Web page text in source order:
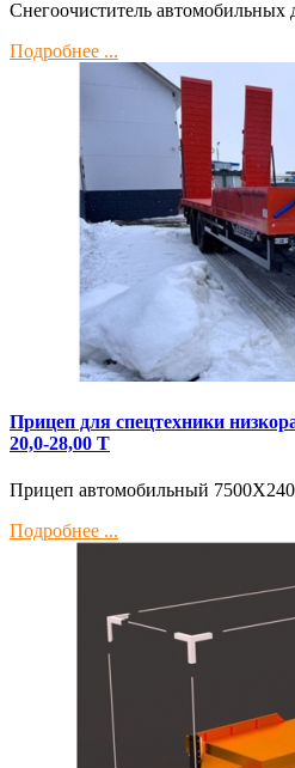
Снегоочиститель автомобильных
Подробнее ...
Прицеп для спецтехники
20,0-28,00 Т
Прицеп автомобильный
Подробнее ...